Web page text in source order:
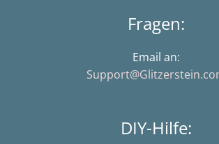
Fragen:
Email an:
DIY-Hilfe: